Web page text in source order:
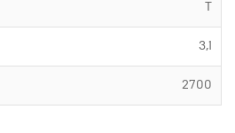
3,1
2700